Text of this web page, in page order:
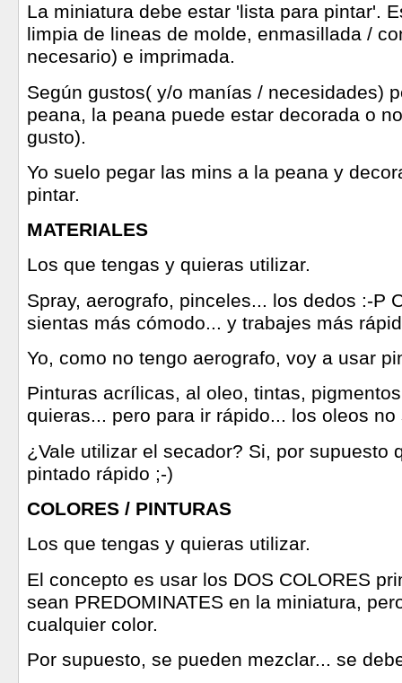
La miniatura debe estar 'lista para pintar'.
limpia de lineas de molde, enmasillada /
necesario) e imprimada.
Según gustos( y/o manías / necesidades)
peana, la peana puede estar decorada o
gusto).
Yo suelo pegar las mins a la peana y
pintar.
MATERIALES
Los que tengas y quieras utilizar.
Spray, aerografo, pinceles... los dedos :-P
sientas más cómodo... y trabajes más
Yo, como no tengo aerografo, voy a usar
Pinturas acrílicas, al oleo, tintas,
quieras... pero para ir rápido... los oleos
¿Vale utilizar el secador? Si, por supuesto
pintado rápido ;-)
COLORES / PINTURAS
Los que tengas y quieras utilizar.
El concepto es usar los DOS COLORES
sean PREDOMINATES en la miniatura,
cualquier color.
Por supuesto, se pueden mezclar... se